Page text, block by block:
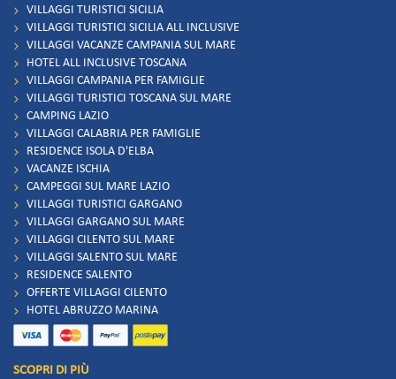
VILLAGGI TURISTICI SICILIA
VILLAGGI TURISTICI SICILIA ALL INCLUSIVE
VILLAGGI VACANZE CAMPANIA SUL MARE
HOTEL ALL INCLUSIVE TOSCANA
VILLAGGI CAMPANIA PER FAMIGLIE
VILLAGGI TURISTICI TOSCANA SUL MARE
CAMPING LAZIO
VILLAGGI CALABRIA PER FAMIGLIE
RESIDENCE ISOLA D'ELBA
VACANZE ISCHIA
CAMPEGGI SUL MARE LAZIO
VILLAGGI TURISTICI GARGANO
VILLAGGI GARGANO SUL MARE
VILLAGGI CILENTO SUL MARE
VILLAGGI SALENTO SUL MARE
RESIDENCE SALENTO
OFFERTE VILLAGGI CILENTO
HOTEL ABRUZZO MARINA
SCOPRI DI PIÙ